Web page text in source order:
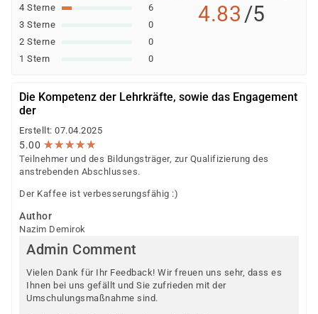
4 Sterne
6
3 Sterne
0
2 Sterne
0
1 Stern
0
4.83 /5
Die Kompetenz der Lehrkräfte, sowie das Engagement
der
Erstellt: 07.04.2025
5.00 ★★★★★
★★★★★
Teilnehmer und des Bildungsträger, zur Qualifizierung des
anstrebenden Abschlusses.
Der Kaffee ist verbesserungsfähig :)
Author
Nazim Demirok
Admin Comment
Vielen Dank für Ihr Feedback! Wir freuen uns sehr, dass es
Ihnen bei uns gefällt und Sie zufrieden mit der
Umschulungsmaßnahme sind.